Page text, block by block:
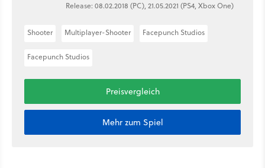
Release: 08.02.2018 (PC), 21.05.2021 (PS4, Xbox One)
Shooter Multiplayer-Shooter Facepunch Studios
Facepunch Studios
Preisvergleich
Mehr zum Spiel